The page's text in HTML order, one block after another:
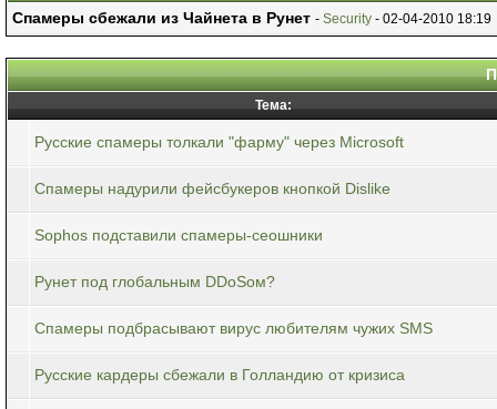
Спамеры сбежали из Чайнета в Рунет - Security - 02-04-2010 18:19
Тема:
Русские спамеры толкали "фарму" через Microsoft
Спамеры надурили фейсбукеров кнопкой Dislike
Sophos подставили спамеры-сеошники
Рунет под глобальным DDoSом?
Спамеры подбрасывают вирус любителям чужих SMS
Русские кардеры сбежали в Голландию от кризиса